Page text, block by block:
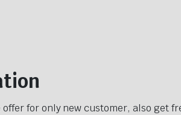
for only new customer, also get